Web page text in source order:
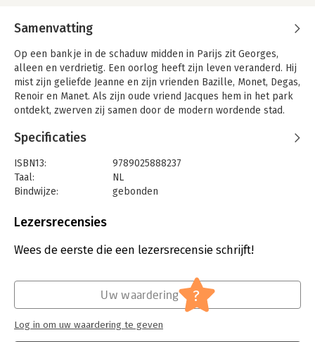
Samenvatting
Op een bankje in de schaduw midden in Parijs zit Georges,
alleen en verdrietig. Een oorlog heeft zijn leven veranderd. Hij
mist zijn geliefde Jeanne en zijn vrienden Bazille, Monet, Degas,
Renoir en Manet. Als zijn oude vriend Jacques hem in het park
ontdekt, zwerven zij samen door de modern wordende stad.
Dematons volgt hun wandelroute, aan de hand van
hoogtepunten van het Franse impressionisme.
Zoek: de luchtballon, de gele ballon, de zwarte kat, en
Georges.
Specificaties
ISBN13:
9789025888237
Taal:
NL
Bindwijze:
gebonden
Uitgever:
Verschijningsdatum:
14-2-2025
Kunstprentenboeken
Lezersrecensies
Wees de eerste die een lezersrecensie schrijft!
Uw waardering ?
Log in om uw waardering te geven